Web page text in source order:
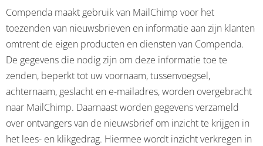
Compenda maakt gebruik van MailChimp voor het
toezenden van nieuwsbrieven en informatie aan zijn klanten
omtrent de eigen producten en diensten van Compenda.
De gegevens die nodig zijn om deze informatie toe te
zenden, beperkt tot uw voornaam, tussenvoegsel,
achternaam, geslacht en e-mailadres, worden overgebracht
naar MailChimp. Daarnaast worden gegevens verzameld
over ontvangers van de nieuwsbrief om inzicht te krijgen in
het lees- en klikgedrag. Hiermee wordt inzicht verkregen in